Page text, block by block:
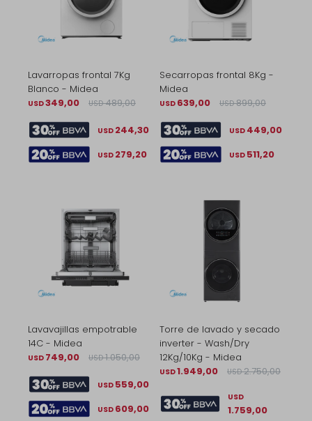
Lavarropas frontal 7Kg
Blanco - Midea
USD349,00 USD 489,00
USD 244,30
USD 279,20
Secarropas frontal 8Kg -
Midea
USD 639,00 USD 899,00
USD 449,00
USD 511,20
Lavavajillas empotrable
14C - Midea
USD 749,00 USD 1.050,00
USD 559,00
USD 609,00
Torre de lavado y secado
inverter - Wash/Dry
12Kg/10Kg - Midea
USD1.949,00 USD 2.750,00
USD
1.759,00